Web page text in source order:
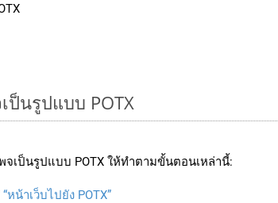
ป็นรูปแบบ POTX
จเป็นรูปแบบ POTX ให้ทำตามขั้นตอนเหล่านี้:
“หน้าเว็บไปยัง POTX”